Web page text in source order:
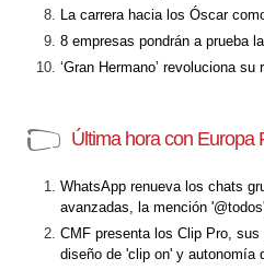
La carrera hacia los Óscar
8 empresas pondrán a prueba
‘Gran Hermano’ revoluciona
Última hora con Europa
WhatsApp renueva los chats
avanzadas, la mención
CMF presenta los Clip Pro,
diseño de 'clip on' y autonomía